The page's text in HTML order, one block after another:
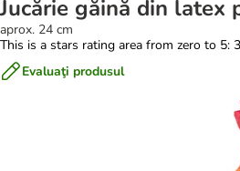
Jucărie găină din latex
aprox. 24 cm
This is a stars rating area from zero to 5:
Evaluaţi produsul